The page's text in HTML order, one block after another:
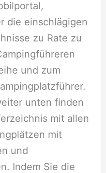
die einschlägigen
zu Rate zu
und zum
unten finden
mit allen
mit
und
Indem Sie die